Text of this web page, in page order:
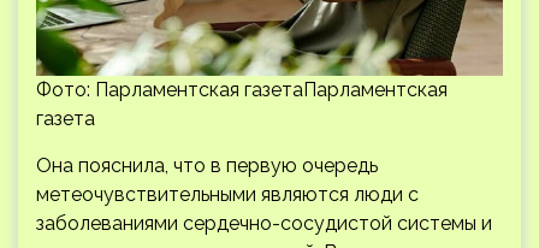
Фото: Парламентская газетаПарламентская
газета
Она пояснила, что в первую очередь
метеочувствительными являются люди с
заболеваниями сердечно-сосудистой системы и